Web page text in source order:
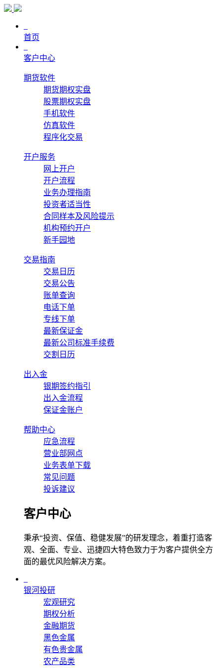
首页
客户中心
期货软件
期货期权实盘
股票期权实盘
手机软件
仿真软件
程序化交易
开户服务
网上开户
开户流程
业务办理指南
投资者适当性
合同样本及风险提示
机构预约开户
新手园地
交易指南
交易日历
交易公告
账单查询
电话下单
专线下单
最新保证金
最新公司标准手续费
交割日历
出入金
银期签约指引
出入金流程
保证金账户
帮助中心
应急流程
营业部网点
业务表单下载
常见问题
投诉建议
客户中心
秉承“投资、保值、稳健发展”的研发理念，着重打造客
观、全面、专业、迅捷四大特色致力于为客户提供全方
面的最优风险解决方案。
银河投研
宏观研究
期权分析
金融期货
黑色金属
有色贵金属
农产品类